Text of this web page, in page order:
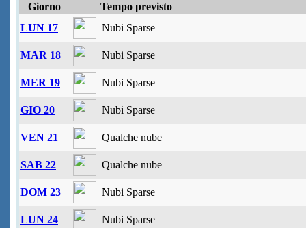
Giorno
Tempo previsto
LUN 17
Nubi Sparse
MAR 18 Nubi Sparse
MER 19 Nubi Sparse
GIO 20 Nubi Sparse
VEN 21 Qualche nube
SAB 22 Qualche nube
DOM 23 Nubi Sparse
LUN 24 Nubi Sparse